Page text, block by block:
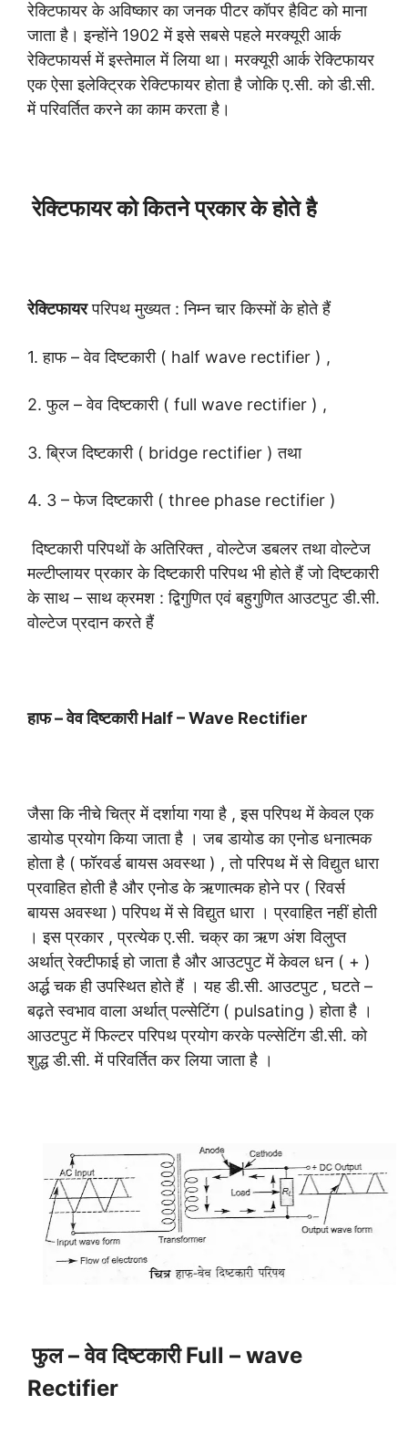
रेक्टिफायर के अविष्कार का जनक पीटर कॉपर हैविट को माना
जाता है। इन्होंने 1902 में इसे सबसे पहले मरक्यूरी आर्क
रेक्टिफायर्स में इस्तेमाल में लिया था। मरक्यूरी आर्क रेक्टिफायर
एक ऐसा इलेक्ट्रिक रेक्टिफायर होता है जोकि ए.सी. को डी.सी.
में परिवर्तित करने का काम करता है।
रेक्टिफायर को कितने प्रकार के होते है
रेक्टिफायरपरिपथ मुख्यत : निम्न चार किस्मों के होते हैं
1. हाफ – वेव दिष्टकारी ( half wave rectifier ) ,
2. फुल – वेव दिष्टकारी ( full wave rectifier ) ,
3. ब्रिज दिष्टकारी ( bridge rectifier ) तथा
4. 3 – फेज दिष्टकारी ( three phase rectifier )
दिष्टकारी परिपथों के अतिरिक्त , वोल्टेज डबलर तथा वोल्टेज
मल्टीप्लायर प्रकार के दिष्टकारी परिपथ भी होते हैं जो दिष्टकारी
के साथ – साथ क्रमश : द्विगुणित एवं बहुगुणित आउटपुट डी.सी.
वोल्टेज प्रदान करते हैं
हाफ – वेव दिष्टकारी Half – Wave Rectifier
जैसा कि नीचे चित्र में दर्शाया गया है , इस परिपथ में केवल एक
डायोड प्रयोग किया जाता है । जब डायोड का एनोड धनात्मक
होता है ( फॉरवर्ड बायस अवस्था ) , तो परिपथ में से विद्युत धारा
प्रवाहित होती है और एनोड के ऋणात्मक होने पर ( रिवर्स
बायस अवस्था ) परिपथ में से विद्युत धारा । प्रवाहित नहीं होती
। इस प्रकार , प्रत्येक ए.सी. चक्र का ऋण अंश विलुप्त
अर्थात् रेक्टीफाई हो जाता है और आउटपुट में केवल धन ( + )
अर्द्ध चक ही उपस्थित होते हैं । यह डी.सी. आउटपुट , घटते –
बढ़ते स्वभाव वाला अर्थात् पल्सेटिंग ( pulsating ) होता है ।
आउटपुट में फिल्टर परिपथ प्रयोग करके पल्सेटिंग डी.सी. को
शुद्ध डी.सी. में परिवर्तित कर लिया जाता है ।
फुल – वेव दिष्टकारी Full – wave
Rectifier